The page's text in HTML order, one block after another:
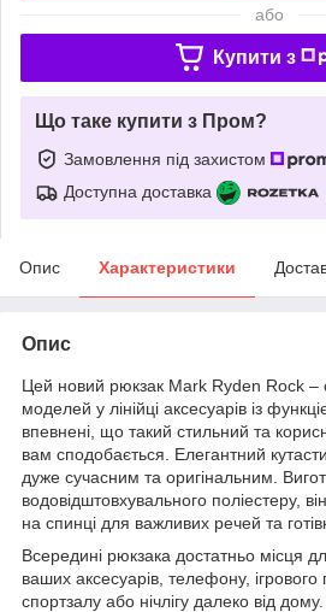
або
Купити з
Що таке купити з Пром?
Замовлення під захистом
Доступна доставка
Опис Характеристики
Опис
Цей новий рюкзак Mark Ryden Rock –
моделей у лінійці аксесуарів із
впевнені, що такий стильний та
вам сподобається. Елегантний
дуже сучасним та оригінальним.
водовідштовхувального поліестеру,
на спинці для важливих речей та
Всередині рюкзака достатньо місця
ваших аксесуарів, телефону,
спортзалу або нічлігу далеко від